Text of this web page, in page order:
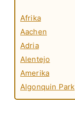
Afrika
Aachen
Adria
Alentejo
Amerika
Algonquin Park